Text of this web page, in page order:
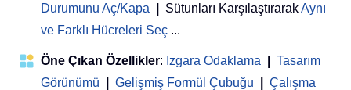
Durumunu Aç/Kapa
Sütunları KarşılaştırarakAynı
ve Farklı Hücreleri Seç ...
Öne Çıkan Özellikler: Izgara Odaklama
Tasarım
Görünümü
Gelişmiş Formül Çubuğu
Çalışma